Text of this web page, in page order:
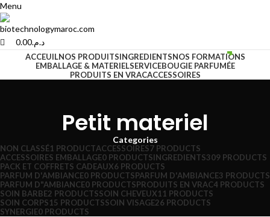
Menu
د.م.0.00
ACCEUILNOS PRODUITSINGREDIENTSNOS FORMATIONS
EMBALLAGE & MATERIELSERVICEBOUGIE PARFUMÉE
PRODUITS EN VRACACCESSOIRES
Petit materiel
Categories
NON CLASSÉ1 PRODUCTACCESSOIRES7 PRODUCTS
ACCESSOIRES EMBALLAGE0 PRODUCTSINGREDIENTS309 PRODUCTS
PACK ET COFFRETS CADEAUX6 PRODUCTS
PARFUM D'AMBIANCE0 PRODUCTSPARFUM D'AMBIANCE3 PRODUCTS
PARFUM D"AMBIANCE0 PRODUCTSPRODUITS EN VRAC4 PRODUCTS
SOIN BARBE2 PRODUCTSSOIN CHEVEUX11 PRODUCTS
SOIN CORPS15 PRODUCTSSOIN VISAGE26 PRODUCTS
SYNERGIE0 PRODUCTS